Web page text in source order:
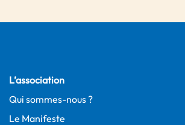
L’association
Qui sommes-nous ?
Le Manifeste